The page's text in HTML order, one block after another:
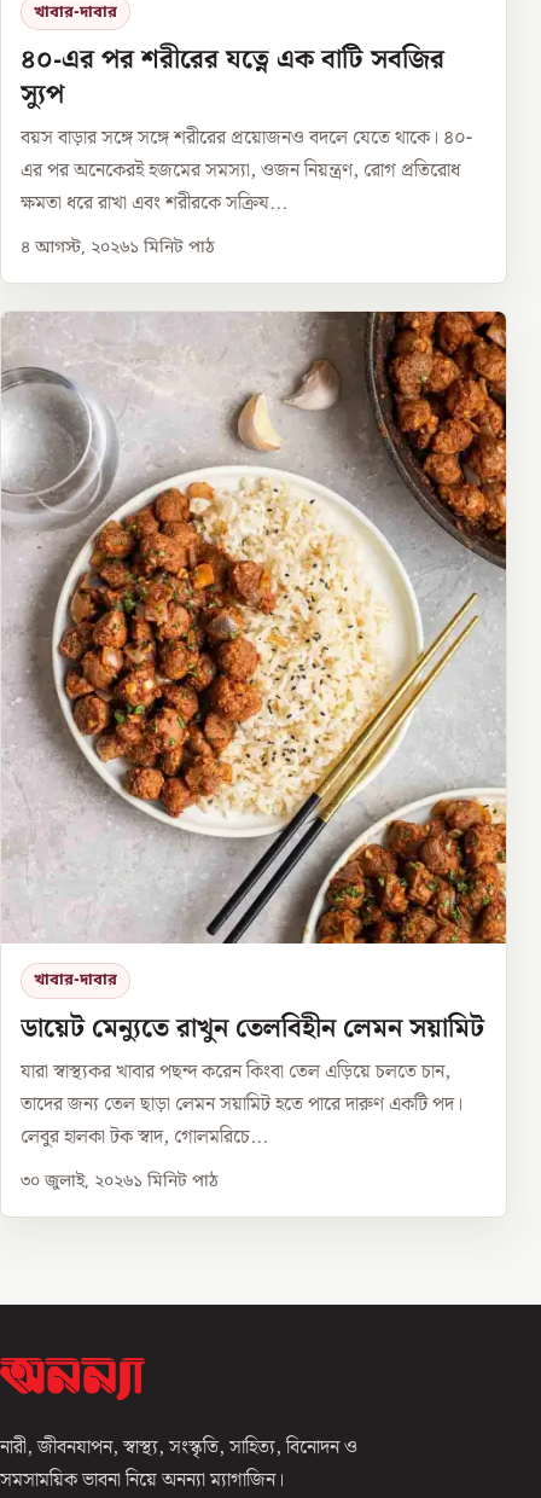
খাবার-দাবার
৪০-এর পর শরীরের যত্নে এক বাটি সবজির
স্যুপ
বয়স বাড়ার সঙ্গে সঙ্গে শরীরের প্রয়োজনও বদলে যেতে থাকে। ৪০-
এর পর অনেকেরই হজমের সমস্যা, ওজন নিয়ন্ত্রণ, রোগ প্রতিরোধ
ক্ষমতা ধরে রাখা এবং শরীরকে সক্রিয...
৪ আগস্ট, ২০২৬১ মিনিট পাঠ
খাবার-দাবার
ডায়েট মেন্যুতে রাখুন তেলবিহীন লেমন সয়ামিট
যারা স্বাস্থ্যকর খাবার পছন্দ করেন কিংবা তেল এড়িয়ে চলতে চান,
তাদের জন্য তেল ছাড়া লেমন সয়ামিট হতে পারে দারুণ একটি পদ।
লেবুর হালকা টক স্বাদ, গোলমরিচে...
৩০ জুলাই, ২০২৬১ মিনিট পাঠ
নারী, জীবনযাপন, স্বাস্থ্য, সংস্কৃতি, সাহিত্য, বিনোদন ও
সমসাময়িক ভাবনা নিয়ে অনন্যা ম্যাগাজিন।